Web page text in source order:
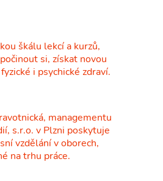
škálu lekcí a kurzů,
si, získat novou
i psychické zdraví.
managementu
s.r.o. v Plzni poskytuje
vzdělání v oborech,
na trhu práce.